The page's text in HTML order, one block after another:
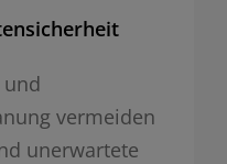
vermeiden
unerwartete